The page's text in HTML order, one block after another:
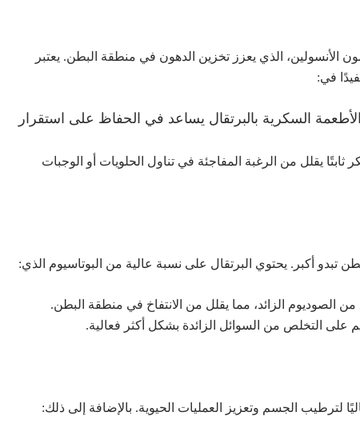
الأنسولين، الذي يعزز تخزين الدهون في منطقة البطن. يعتبر
في:
السكرية بالبرتقال يساعد في الحفاظ على استقرار
يقلل من الرغبة المفاجئة في تناول الحلويات أو الوجبات
تبدو أكبر. يحتوي البرتقال على نسبة عالية من البوتاسيوم الذي:
الصوديوم الزائد، مما يقلل من الانتفاخ في منطقة البطن.
على التخلص من السوائل الزائدة بشكل أكثر فعالية.
لترطيب الجسم وتعزيز العمليات الحيوية. بالإضافة إلى ذلك: